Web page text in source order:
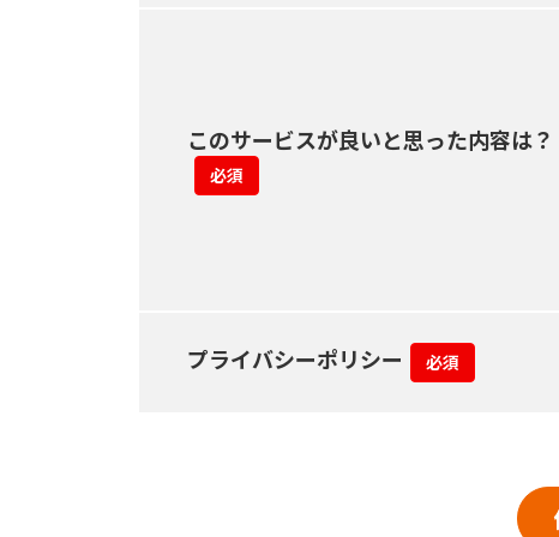
このサービスが良いと思った内容は？
必須
プライバシーポリシー 必須